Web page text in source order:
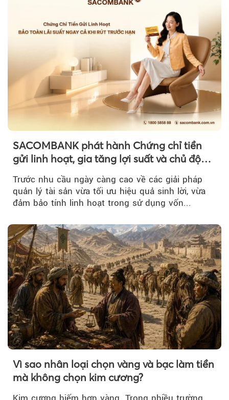
SACOMBANK phát hành Chứng chỉ tiền
gửi linh hoạt, gia tăng lợi suất và chủ động
nguồn vốn cho khách hàng
Trước nhu cầu ngày càng cao về các giải pháp
quản lý tài sản vừa tối ưu hiệu quả sinh lời, vừa
đảm bảo tính linh hoạt trong sử dụng vốn...
Vì sao nhân loại chọn vàng và bạc làm tiền
mà không chọn kim cương?